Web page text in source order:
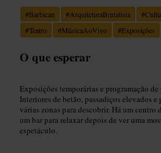
#Barbican #ArquiteturaBrutalista #
#Teatro #MúsicaAoVivo #Exposições
O que esperar
Exposições temporárias e programação
Interiores de betão, passadiços elevados
várias zonas para descobrir. Há um centro
um bar para relaxar depois de ver uma
espetáculo.